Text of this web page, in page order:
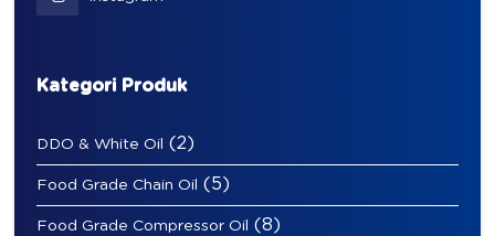
Kategori Produk
DDO & White Oil (2)
Food Grade Chain Oil (5)
Food Grade Compressor Oil (8)